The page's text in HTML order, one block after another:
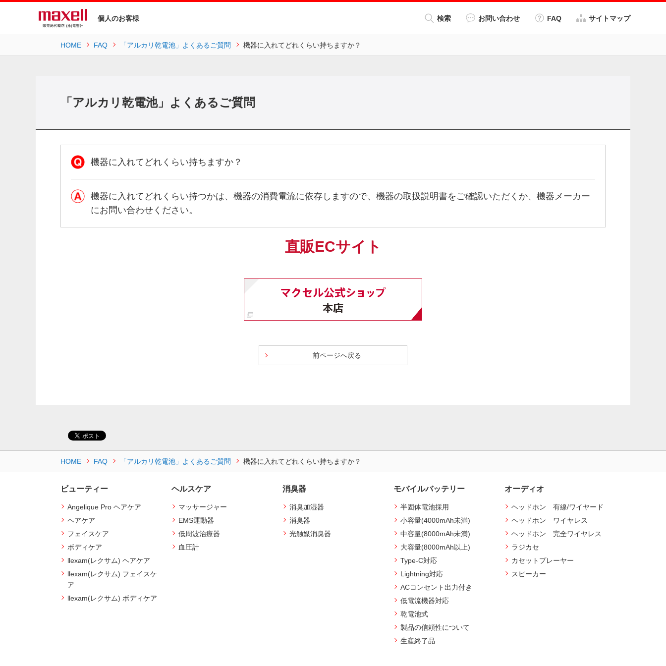
個人のお客様 検索 お問い合わせ FAQ サイトマップ
HOME FAQ 「アルカリ乾電池」よくあるご質問 機器に入れてどれくらい持ちますか？
「アルカリ乾電池」よくあるご質問
機器に入れてどれくらい持ちますか？
機器に入れてどれくらい持つかは、機器の消費電流に依存しますので、機器の取扱説明書をご確認いただくか、機器メーカー
にお問い合わせください。
直販ECサイト
前ページへ戻る
HOME FAQ 「アルカリ乾電池」よくあるご質問 機器に入れてどれくらい持ちますか？
ビューティー
Angelique Pro ヘアケア
ヘアケア
フェイスケア
ボディケア
llexam(レクサム) ヘアケア
llexam(レクサム) フェイスケ
ア
llexam(レクサム) ボディケア
ヘルスケア
マッサージャー
EMS運動器
低周波治療器
血圧計
消臭器
消臭加湿器
消臭器
光触媒消臭器
モバイルバッテリー
半固体電池採用
小容量(4000mAh未満)
中容量(8000mAh未満)
大容量(8000mAh以上)
Type-C対応
Lightning対応
ACコンセント出力付き
低電流機器対応
乾電池式
製品の信頼性について
生産終了品
オーディオ
ヘッドホン 有線/ワイヤード
ヘッドホン ワイヤレス
ヘッドホン 完全ワイヤレス
ラジカセ
カセットプレーヤー
スピーカー